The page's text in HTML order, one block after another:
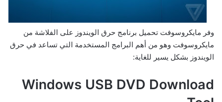
وفر مايكروسوفت تحميل برنامج حرق الويندوز على الفلاشة من
مايكروسوفت وهو من أهم البرامج المستخدمة التي تساعد في حرق
الويندوز بشكل يسير للغاية:
Windows USB DVD Download